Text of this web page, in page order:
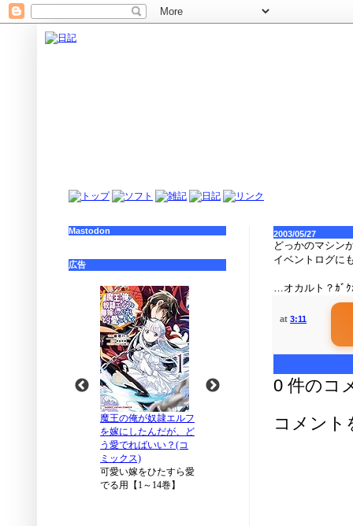
2003/05/27
どっかのマシン
イベントログに
…オカルト？ｶﾞｸ
at 3:11
0 件のコ
コメント
Mastodon
広告